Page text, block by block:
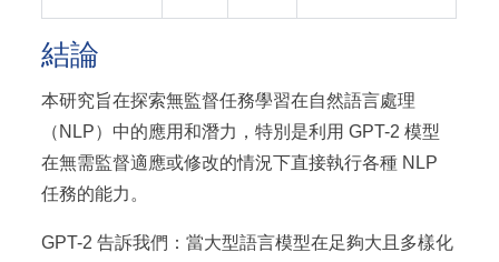
結論
本研究旨在探索無監督任務學習在自然語言處理
（NLP）中的應用和潛力，特別是利用 GPT-2 模型
在無需監督適應或修改的情況下直接執行各種 NLP
任務的能力。
GPT-2 告訴我們：當大型語言模型在足夠大且多樣化